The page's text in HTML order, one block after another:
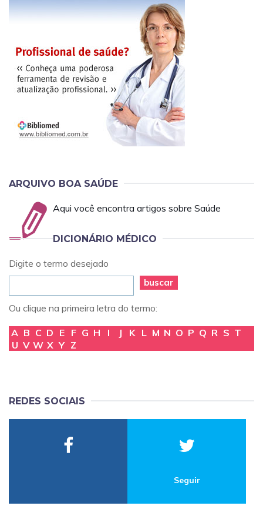
ARQUIVO BOA SAÚDE
Aqui você encontra artigos sobre Saúde
DICIONÁRIO MÉDICO
Digite o termo desejado
buscar
Ou clique na primeira letra do termo:
A B C D E F G H I J K L M N O P Q R S T
U V W X Y Z
REDES SOCIAIS
Seguir